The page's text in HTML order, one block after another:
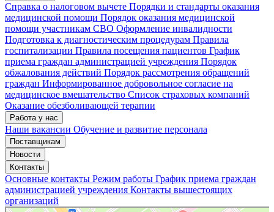
Справка о налоговом вычете Порядки и стандарты оказания
медицинской помощи Порядок оказания медицинской
помощи участникам СВО Оформление инвалидности
Подготовка к диагностическим процедурам Правила
госпитализации Правила посещения пациентов График
приема граждан администрацией учреждения Порядок
обжалования действий Порядок рассмотрения обращений
граждан Информированное добровольное согласие на
медицинское вмешательство Список страховых компаний
Оказание обезболивающей терапии
Работа у нас
Наши вакансии Обучение и развитие персонала
Поставщикам
Новости
Контакты
Основные контакты Режим работы График приема граждан
администрацией учреждения Контакты вышестоящих
организаций